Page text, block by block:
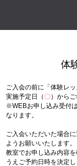
体
ご入会の前に「体験レ
実施予定日（ 〇）から
※WEBお申し込み受付
なります。
ご入会いただいた場合
ようお願いいたします。
教室でお申し込み内容
うえご予約日時を決定し